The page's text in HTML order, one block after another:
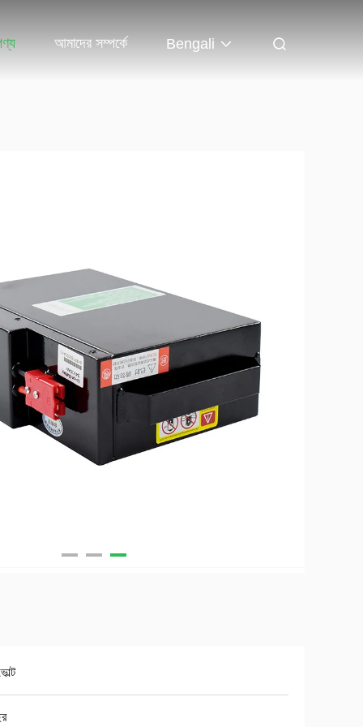
আমাদের সম্পর্কে Bengali